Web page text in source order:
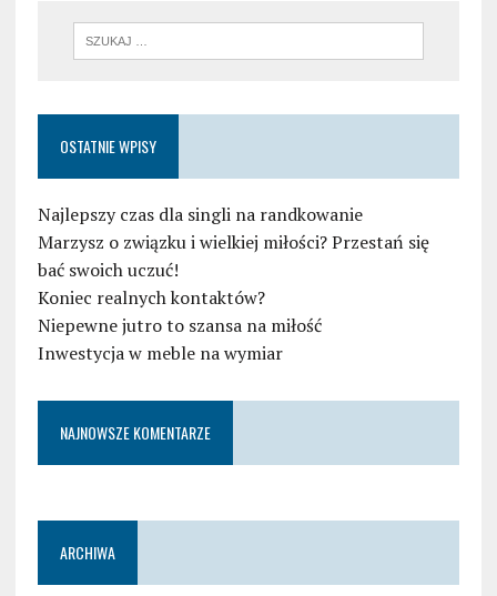
OSTATNIE WPISY
Najlepszy czas dla singli na randkowanie
Marzysz o związku i wielkiej miłości? Przestań się
bać swoich uczuć!
Koniec realnych kontaktów?
Niepewne jutro to szansa na miłość
Inwestycja w meble na wymiar
NAJNOWSZE KOMENTARZE
ARCHIWA